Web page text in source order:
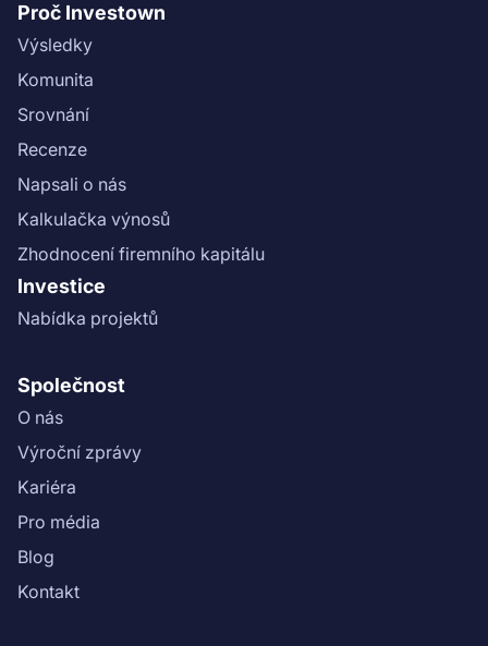
Proč Investown
Výsledky
Komunita
Srovnání
Recenze
Napsali o nás
Kalkulačka výnosů
Zhodnocení firemního kapitálu
Investice
Nabídka projektů
Společnost
O nás
Výroční zprávy
Kariéra
Pro média
Blog
Kontakt